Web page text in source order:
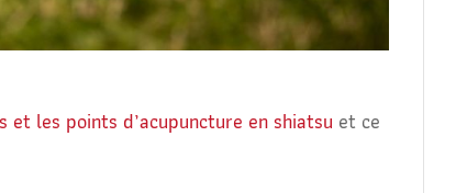
et les points d’acupuncture en shiatsu et ce